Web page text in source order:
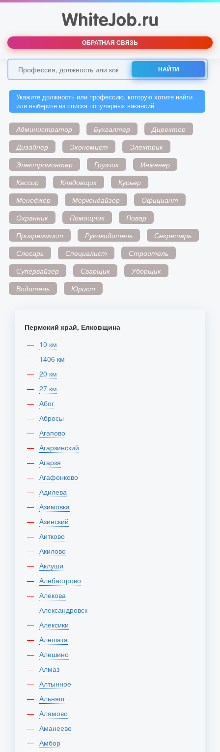
ОБРАТНАЯ СВЯЗЬ
НАЙТИ
Укажите должность или профессию, которую хотите найти
или выберите из списка популярных вакансий
Администратор Бухгалтер
Директор
Дизайнер
Экономист
Электрик
Электромонтер
Грузчик
Инженер
Кассир
Кладовщик
Курьер
Менеджер
Мерчендайзер
Официант
Охранник
Помощник
Повар
Программист
Руководитель
Секретарь
Слесарь
Специалист
Строитель
Супервайзер
Сварщик
Уборщик
Водитель
Юрист
Пермский край, Елковщина
10 км
1406 км
20 км
27 км
Абог
Абросы
Агапово
Агарзинский
Агарзя
Агафонково
Адилева
Азимовка
Азинский
Аитково
Акилово
Аклуши
Алебастрово
Алекова
Александровск
Алексики
Алешата
Алешино
Алмаз
Алтынное
Альняш
Алямово
Аманеево
Амбор